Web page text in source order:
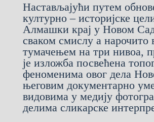
Настављајући путем
културно – историјске
Алмашки крај у Новом
сваком смислу а нарочито
тумачењем на три нивоа,
је изложба посвећена
феноменима овог дела
његовим документарно
видовима у медију
делима сликарске